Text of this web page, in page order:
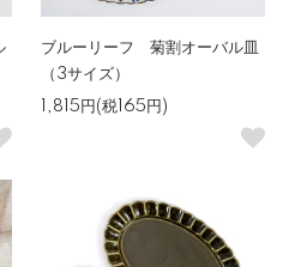
ブルーリーフ 菊割オーバル皿
（3サイズ）
1,815円(税165円)